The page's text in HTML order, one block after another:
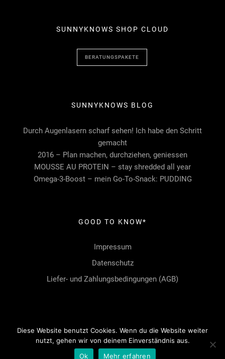
SUNNYKNOWS SHOP CLOUD
BERATUNGSPAKETE
SUNNYKNOWS BLOG
Durch Augenlasern scharf sehen! Ich habe den Schritt
gemacht
2016 – Plan machen, durchziehen, geniessen
MOUSSE AU PROTEIN – stay shredded all year
Omega-3-Boost – mein Go-To-Snack: PUDDING
GOOD TO KNOW*
Impressum
Datenschutz
Liefer- und Zahlungsbedingungen (AGB)
Diese Website benutzt Cookies. Wenn du die Website weiter
nutzt, gehen wir von deinem Einverständnis aus.
Ok
Mehr erfahren